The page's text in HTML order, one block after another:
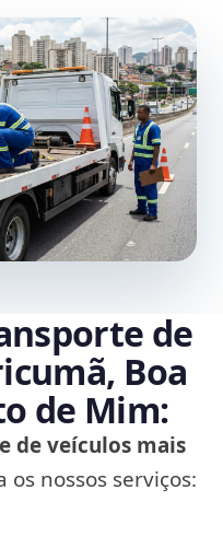
de
Boa
de Mim:
de veículos mais
os nossos serviços: